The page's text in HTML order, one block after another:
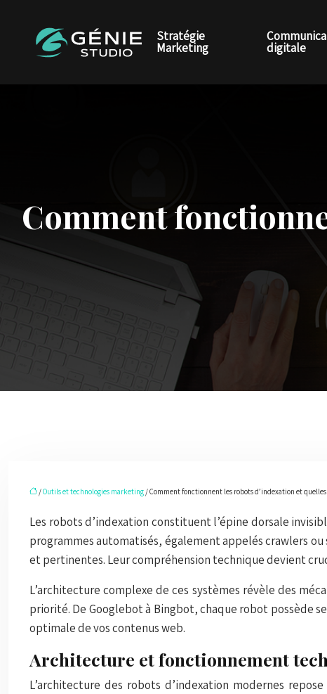
Stratégie
Marketing digitale
Comment
/Outils et technologies marketing / Comment fonctionnent les robots d’indexation et quelles
Les robots d’indexation constituent l’épine dorsale
programmes automatisés, également appelés crawlers
et pertinentes. Leur compréhension technique devient
L’architecture complexe de ces systèmes révèle des
priorité. De Googlebot à Bingbot, chaque robot possède
optimale de vos contenus web.
Architecture et fonctionnement
L’architecture des robots d’indexation modernes